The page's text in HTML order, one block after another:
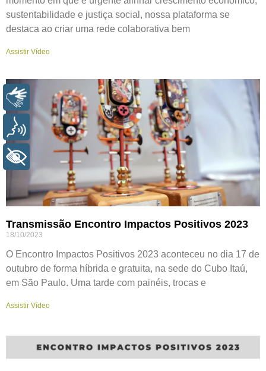
sustentabilidade e justiça social, nossa plataforma se
destaca ao criar uma rede colaborativa bem
Assistir Vídeo
Transmissão Encontro Impactos Positivos 2023
18/10/2023
O Encontro Impactos Positivos 2023 aconteceu no dia 17 de
outubro de forma híbrida e gratuita, na sede do Cubo Itaú,
em São Paulo. Uma tarde com painéis, trocas e
Assistir Vídeo
LIBRAS
VOZ
+ ACESSIBILIDADE